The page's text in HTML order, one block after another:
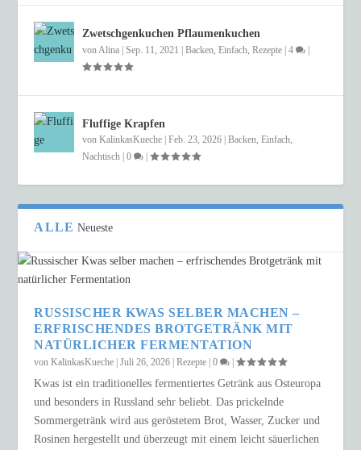
Zwetschgenkuchen Pflaumenkuchen
vonAlina |Sep. 11, 2021 |Backen,Einfach,Rezepte |4
Fluffige Krapfen
vonKalinkasKueche |Feb. 23, 2026 |Backen,Einfach,
Nachtisch |0 |
ALLE Neueste
RUSSISCHER KWAS SELBER MACHEN –
ERFRISCHENDES BROTGETRÄNK MIT
NATÜRLICHER FERMENTATION
vonKalinkasKueche |Juli 26, 2026 |Rezepte |0 |
Kwas ist ein traditionelles fermentiertes Getränk aus Osteuropa
und besonders in Russland sehr beliebt. Das prickelnde
Sommergetränk wird aus geröstetem Brot, Wasser, Zucker und
Rosinen hergestellt und überzeugt mit einem leicht säuerlichen